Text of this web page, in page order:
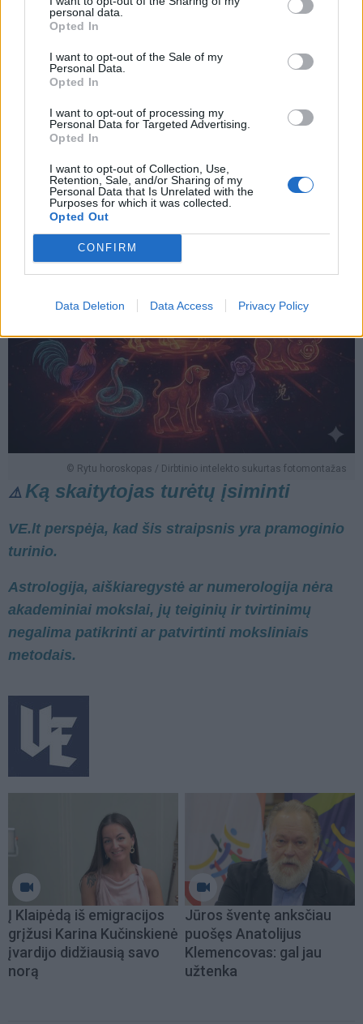
personal data.
Opted In
I want to opt-out of the Sale of my
Personal Data.
Opted In
I want to opt-out of processing my
Personal Data for Targeted Advertising.
Opted In
I want to opt-out of Collection, Use,
Retention, Sale, and/or Sharing of my
Personal Data that Is Unrelated with the
Purposes for which it was collected.
Opted Out
CONFIRM
Data Deletion Data Access Privacy Policy
santykiams su šeima.
Tai puikus metas atgauti jėgas ir pabendrauti su
artimaisiais.
© Rytu horoskopas / Dirbtinio intelekto sukurtas fotomontažas
⚠️ Ką skaitytojas turėtų įsiminti
VE.lt perspėja, kad šis straipsnis yra pramoginio
turinio.
Astrologija, aiškiaregystė ar numerologija nėra
akademiniai mokslai, jų teiginių ir tvirtinimų
negalima patikrinti ar patvirtinti moksliniais
metodais.
Į Klaipėdą iš emigracijos
grįžusi Karina Kučinskienė
įvardijo didžiausią savo
norą
Jūros šventę anksčiau
puošęs Anatolijus
Klemencovas: gal jau
užtenka